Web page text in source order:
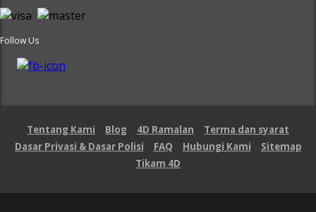
Follow Us
Tentang Kami Blog 4D Ramalan
Terma dan syarat
Dasar Privasi & Dasar Polisi
FAQ Hubungi Kami
Sitemap
Tikam 4D